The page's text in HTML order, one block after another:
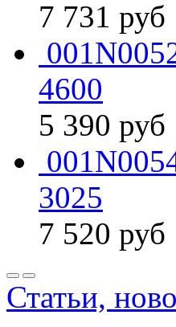
7 731 руб
4600
5 390 руб
3025
7 520 руб
Статьи,